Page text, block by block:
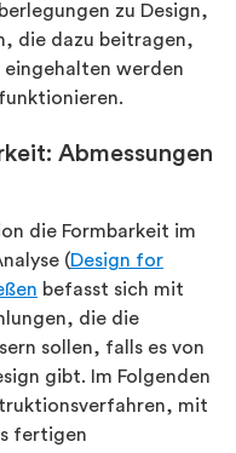
zu Design,
die dazu beitragen,
werden
Abmessungen
die Formbarkeit im
(Design for
befasst sich mit
die die
sollen, falls es von
gibt. Im Folgenden
mit
fertigen